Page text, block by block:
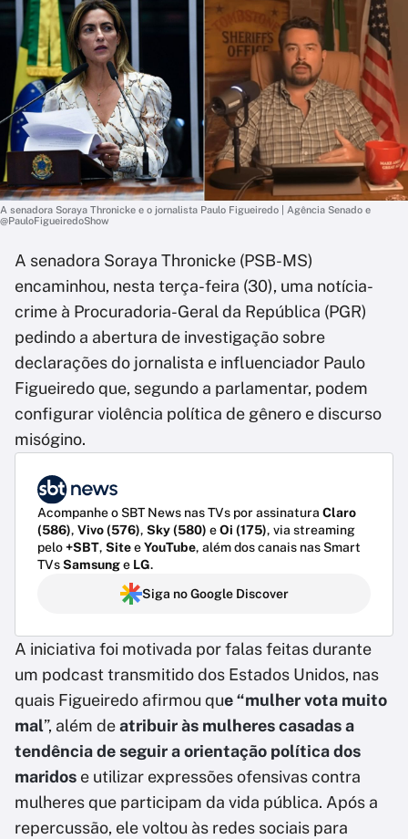
A senadora Soraya Thronicke e o jornalista Paulo Figueiredo | Agência Senado e
@PauloFigueiredoShow
A senadora Soraya Thronicke (PSB-MS)
encaminhou, nesta terça-feira (30), uma notícia-
crime à Procuradoria-Geral da República (PGR)
pedindo a abertura de investigação sobre
declarações do jornalista e influenciador Paulo
Figueiredo que, segundo a parlamentar, podem
configurar violência política de gênero e discurso
misógino.
Acompanhe o SBT News nas TVs por assinatura Claro
(586), Vivo (576), Sky (580) eOi (175), via streaming
pelo+SBT, SiteeYouTube, além dos canais nas Smart
TVsSamsunge LG.
Siga no Google Discover
A iniciativa foi motivada por falas feitas durante
um podcast transmitido dos Estados Unidos, nas
quais Figueiredo afirmou que “mulher vota muito
mal”, além deatribuir às mulheres casadas a
tendência de seguir a orientação política dos
maridos e utilizar expressões ofensivas contra
mulheres que participam da vida pública. Após a
repercussão, ele voltou às redes sociais para